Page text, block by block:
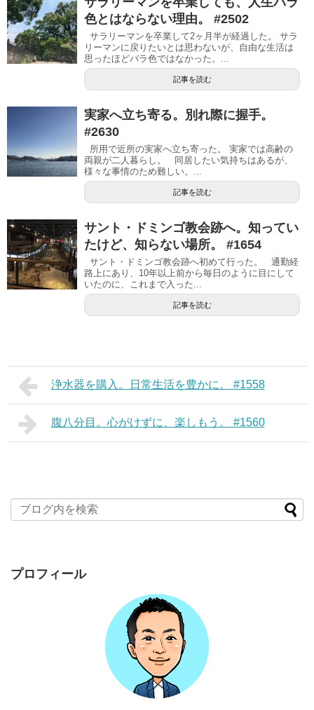
色とはならない理由。 #2502
サラリーマンを卒業して2ヶ月半が経過した。 サラ
リーマンに戻りたいとは思わないが、自由な生活は
思ったほどバラ色ではなかった。...
記事を読む
実家へ立ち寄る。別れ際に握手。
#2630
所用で近所の実家へ立ち寄った。 実家では高齢の
両親が二人暮らし。 同居したい気持ちはあるが、
様々な事情のため難しい。...
記事を読む
サント・ドミンゴ教会跡へ。知ってい
たけど、知らない場所。 #1654
サント・ドミンゴ教会跡へ初めて行った。 通勤経
路上にあり、10年以上前から毎日のように目にして
いたのに、これまで入った...
記事を読む
浄水器を購入。日常生活を豊かに。 #1558
腹八分目。心がけずに、楽しもう。 #1560
プロフィール